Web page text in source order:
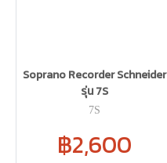
Soprano Recorder Schneider
รุ่น 7S
7S
฿2,600